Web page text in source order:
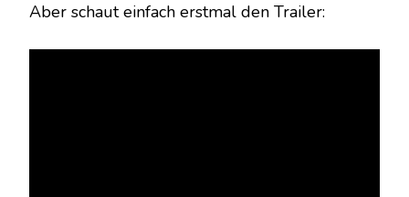
Aber schaut einfach erstmal den Trailer: